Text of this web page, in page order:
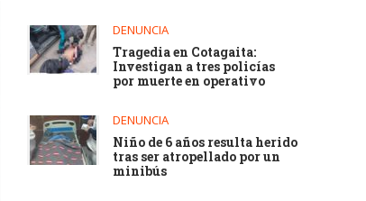
DENUNCIA
Tragedia en Cotagaita:
Investigan a tres policías
por muerte en operativo
DENUNCIA
Niño de 6 años resulta herido
tras ser atropellado por un
minibús